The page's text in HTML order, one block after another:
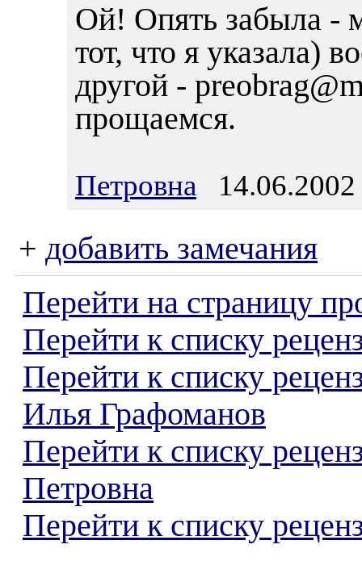
Ой! Опять забыла -
тот, что я указала)
другой -
прощаемся.
Петровна 14.06.2002
+ добавить замечания
Перейти на страницу
Перейти к списку
Перейти к списку
Илья Графоманов
Перейти к списку
Петровна
Перейти к списку